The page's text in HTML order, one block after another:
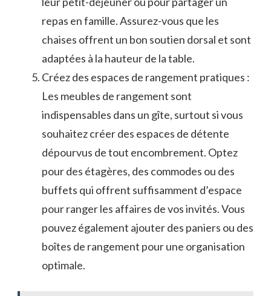
repas en famille. Assurez-vous que les
chaises offrent​ un⁤ bon soutien ​dorsal et ​sont
adaptées à la hauteur de la⁤ table.
Créez des‍ espaces de rangement‌ pratiques ⁢:
Les meubles de rangement sont
indispensables dans un gîte, surtout si vous
souhaitez‌ créer des espaces de détente
dépourvus⁢ de tout encombrement. Optez
pour des étagères,⁤ des commodes ou des
⁤buffets ​qui offrent suffisamment d’espace
pour ranger les affaires de vos invités. Vous
pouvez également ajouter des paniers ou des
boîtes de rangement pour ​une organisation
optimale.